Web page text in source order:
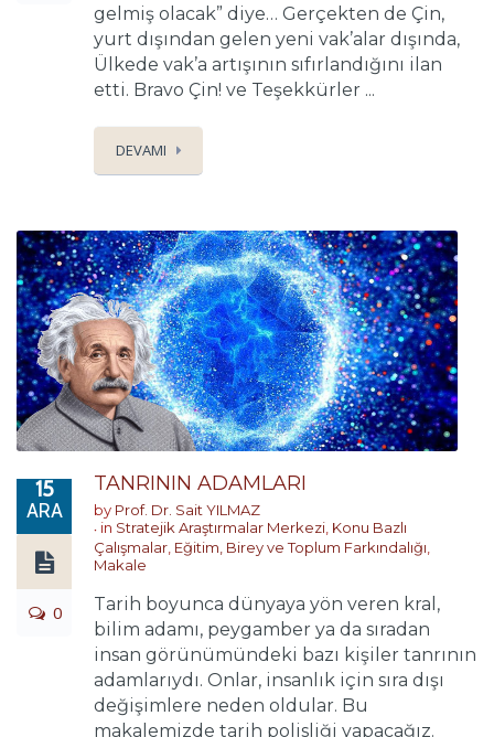
gelmiş olacak” diye… Gerçekten de Çin,
yurt dışından gelen yeni vak’alar dışında,
Ülkede vak’a artışının sıfırlandığını ilan
etti. Bravo Çin! ve Teşekkürler ...
DEVAMI
15
ARA
0
TANRININ ADAMLARI
by Prof. Dr. Sait YILMAZ
in Stratejik Araştırmalar Merkezi Konu Bazlı
Çalışmalar Eğitim, Birey ve Toplum Farkındalığı
Makale
Tarih boyunca dünyaya yön veren kral,
bilim adamı, peygamber ya da sıradan
insan görünümündeki bazı kişiler tanrının
adamlarıydı. Onlar, insanlık için sıra dışı
değişimlere neden oldular. Bu
makalemizde tarih polisliği yapacağız.